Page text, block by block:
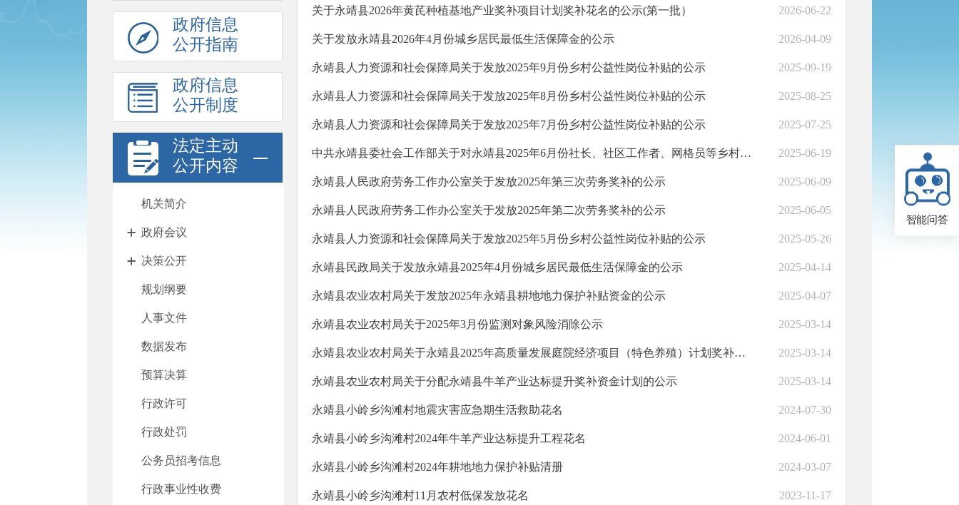
政府信息
公开指南
政府信息
公开制度
法定主动
公开内容
机关简介
政府会议
决策公开
规划纲要
人事文件
数据发布
预算决算
行政许可
行政处罚
公务员招考信息
行政事业性收费
关于永靖县2026年黄芪种植基地产业奖补项目计划奖补花名的公示(第一批） 2026-06-22
关于发放永靖县2026年4月份城乡居民最低生活保障金的公示 2026-04-09
永靖县人力资源和社会保障局关于发放2025年9月份乡村公益性岗位补贴的公示 2025-09-19
永靖县人力资源和社会保障局关于发放2025年8月份乡村公益性岗位补贴的公示 2025-08-25
永靖县人力资源和社会保障局关于发放2025年7月份乡村公益性岗位补贴的公示 2025-07-25
中共永靖县委社会工作部关于对永靖县2025年6月份社长、社区工作者、网格员等乡村工作人员报酬发放情况的公示 2025-06-19
永靖县人民政府劳务工作办公室关于发放2025年第三次劳务奖补的公示 2025-06-09
永靖县人民政府劳务工作办公室关于发放2025年第二次劳务奖补的公示 2025-06-05
永靖县人力资源和社会保障局关于发放2025年5月份乡村公益性岗位补贴的公示 2025-05-26
永靖县民政局关于发放永靖县2025年4月份城乡居民最低生活保障金的公示 2025-04-14
永靖县农业农村局关于发放2025年永靖县耕地地力保护补贴资金的公示 2025-04-07
永靖县农业农村局关于2025年3月份监测对象风险消除公示 2025-03-14
永靖县农业农村局关于永靖县2025年高质量发展庭院经济项目（特色养殖）计划奖补花名的公示 2025-03-14
永靖县农业农村局关于分配永靖县牛羊产业达标提升奖补资金计划的公示 2025-03-14
永靖县小岭乡沟滩村地震灾害应急期生活救助花名 2024-07-30
永靖县小岭乡沟滩村2024年牛羊产业达标提升工程花名 2024-06-01
永靖县小岭乡沟滩村2024年耕地地力保护补贴清册 2024-03-07
永靖县小岭乡沟滩村11月农村低保发放花名 2023-11-17
智能问答